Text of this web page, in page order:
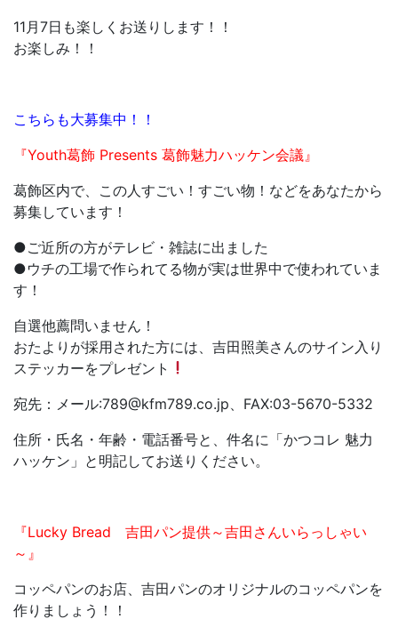
11月7日も楽しくお送りします！！
お楽しみ！！
こちらも大募集中！！
『Youth葛飾 Presents 葛飾魅力ハッケン会議』
葛飾区内で、この人すごい ！すごい物！などをあなたから
募集しています！
●ご近所の方がテレビ・雑誌に出ました
●ウチの工場で作られてる物が実は世界中で使われていま
す！
自選他薦問いません！
おたよりが採用された方には、吉田照美さんのサイン入り
ステッカーをプレゼント
宛先：メール:789@kfm789.co.jp、FAX:03-5670-5332
住所・氏名・年齢・電話番号と、件名に「かつコレ 魅力
ハッケン」と明記してお送りください。
『Lucky Bread 吉田パン提供～吉田さんいらっしゃい
～』
コッペパンのお店、吉田パンのオリジナルのコッペパンを
作りましょう！！